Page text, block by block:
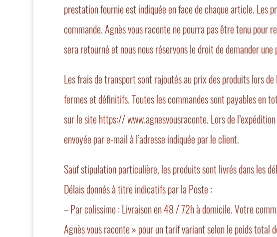
prestation fournie est indiquée en face de chaque article. Les
commande. Agnès vous raconte ne pourra pas être tenu pour
sera retourné et nous nous réservons le droit de demander
Les frais de transport sont rajoutés au prix des produits lors
fermes et définitifs. Toutes les commandes sont payables en
sur le site https:// www.agnesvousraconte. Lors de
envoyée par e-mail à l’adresse indiquée par le client.
Sauf stipulation particulière, les produits sont livrés dans les
Délais donnés à titre indicatifs par la Poste :
– Par colissimo : Livraison en 48 / 72h à domicile. Votre
Agnès vous raconte » pour un tarif variant selon le poids total